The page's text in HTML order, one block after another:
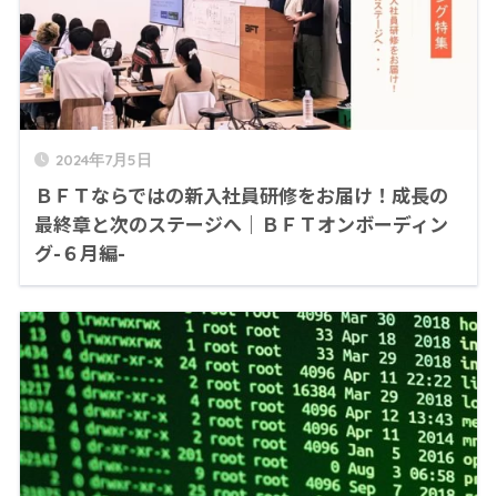
2024年7月5日
ＢＦＴならではの新入社員研修をお届け！成長の
最終章と次のステージへ｜ＢＦＴオンボーディン
グ-６月編-